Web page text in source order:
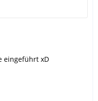
eingeführt xD